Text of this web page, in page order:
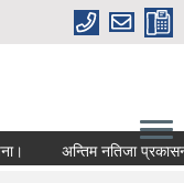
अन्तिम नतिजा प्रकासन